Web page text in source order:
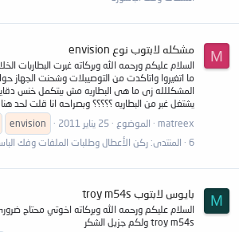
M مشكله لابتوب نوع envision
المشكللله زى ما هى البطاريه مش ببتكمل خنس
يشتغل غبر من البطاريه ؟؟؟؟؟ وبصراحه انا قلت لحد
matreex
الموضوع 25 يناير 2011 envision
6
المنتدى: ركن الأعطال وطلبات الملفات وفك
M بايوس لابتوب troy m54s
السلام عليكم ورحمه الله وبركاته اخوتي محتاج
troy m54s ولكم جزيل الشكر